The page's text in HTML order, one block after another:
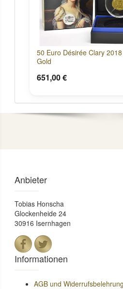
50 Euro Désirée Clary
Gold
651,00 €
Anbieter
Tobias Honscha
Glockenheide 24
30916 Isernhagen
Informationen
AGB und Widerrufsbelehrung